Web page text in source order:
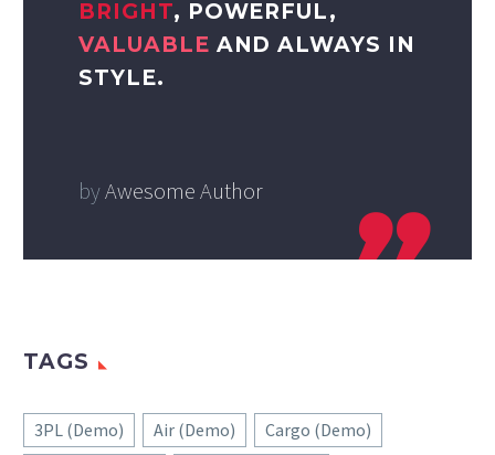
BRIGHT, POWERFUL,
VALUABLE AND ALWAYS IN
STYLE.
byAwesome Author
TAGS
3PL (Demo) Air (Demo)
Cargo (Demo)